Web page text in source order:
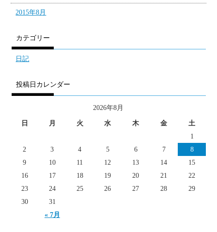
2015年8月
カテゴリー
日記
投稿日カレンダー
2026年8月
日 月 火 水 木 金 土
« 7月
1
2
3 4 5 6 7
8
9
10 11 12 13 14
15
16
17 18 19 20 21
22
23
24 25 26 27 28
29
30
31